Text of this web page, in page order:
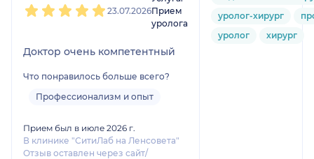
23.07.2026Прием
уролога
Доктор очень компетентный
Что понравилось больше всего?
Профессионализм и опыт
Прием был в июле 2026 г.
В клинике "СитиЛаб на Ленсовета"
Отзыв оставлен через сайт/
уролог-хирург
уролог
хирург